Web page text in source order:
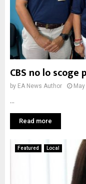
CBS no lo
by EA News Author
Read more
Featured Local